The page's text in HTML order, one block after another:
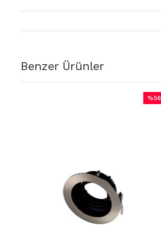
Benzer Ürünler
%56